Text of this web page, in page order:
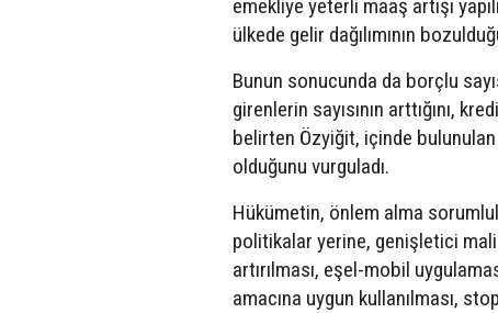
emekliye yeterli maaş artışı
ülkede gelir dağılımının
Bunun sonucunda da borçlu
girenlerin sayısının arttığını,
belirten Özyiğit, içinde bulunulan
olduğunu vurguladı.
Hükümetin, önlem alma
politikalar yerine, genişletici
artırılması, eşel-mobil
amacına uygun kullanılması,